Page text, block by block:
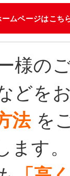
ムページはこち
様の
どを
法を
ます。